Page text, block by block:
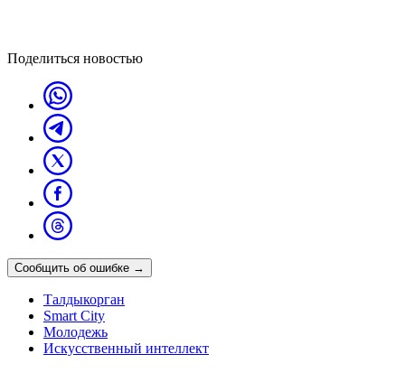
Поделиться новостью
Сообщить об ошибке →
Талдыкорган
Smart City
Молодежь
Искусственный интеллект